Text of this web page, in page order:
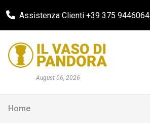
Assistenza Clienti +39 375 9446064
August 06, 2026
Home